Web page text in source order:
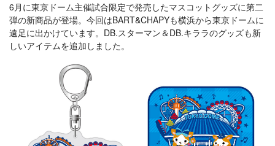
6月に東京ドーム主催試合限定で発売したマスコットグッズに第二
弾の新商品が登場。今回はBART&CHAPYも横浜から東京ドームに
遠足に出かけています。DB.スターマン＆DB.キララのグッズも新
しいアイテムを追加しました。